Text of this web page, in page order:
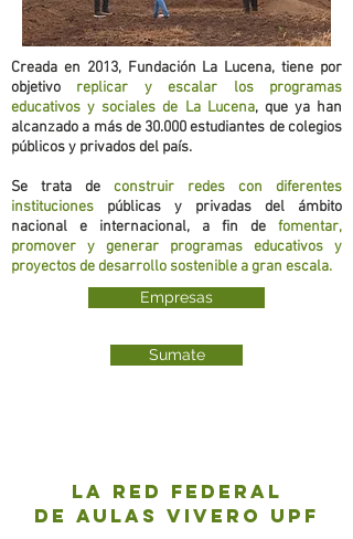
Creada en 2013, Fundación La Lucena, tiene por
objetivo replicar y escalar los programas
educativos y sociales de La Lucena, que ya han
alcanzado a más de 30.000 estudiantes de colegios
públicos y privados del país.
Se trata de construir redes con diferentes
instituciones públicas y privadas del ámbito
nacional e internacional, a fin de fomentar,
promover y generar programas educativos y
proyectos de desarrollo sostenible a gran escala.
Empresas
Sumate
la red federal
de aulas vivero UPF